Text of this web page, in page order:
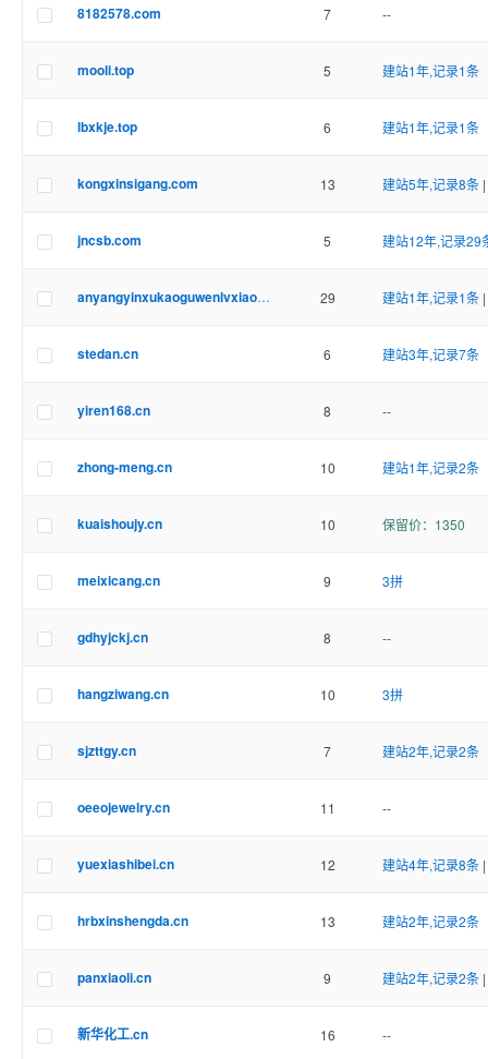
8182578.com 7 --
mooli.top 5 建站1年,记录1条
lbxkje.top 6 建站1年,记录1条
kongxinsigang.com 13 建站5年,记录8条 |
jncsb.com 5 建站12年,记录29
anyangyinxukaoguwenlvxiaozhen.cn 29 建站1年,记录1条
stedan.cn 6 建站3年,记录7条
yiren168.cn 8 --
zhong-meng.cn 10 建站1年,记录2条
kuaishoujy.cn 10 保留价：1350
meixicang.cn 9 3拼
gdhyjckj.cn 8 --
hangziwang.cn 10 3拼
sjzttgy.cn 7 建站2年,记录2条
oeeojewelry.cn 11 --
yuexiashibei.cn 12 建站4年,记录8条 |
hrbxinshengda.cn 13 建站2年,记录2条
panxiaoli.cn 9 建站2年,记录2条 |
新华化工.cn 16 --